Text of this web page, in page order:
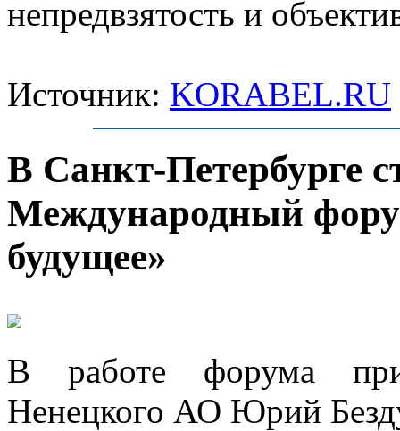
непредвзятость и
Источник: KORABEL.RU
В Санкт-Петербурге
Международный
будущее»
В работе форума
Ненецкого АО Юрий